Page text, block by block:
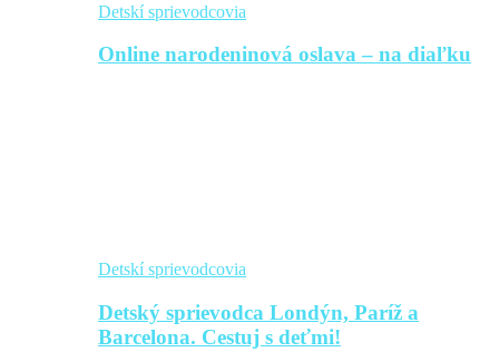
Detskí sprievodcovia
Online narodeninová oslava – na diaľku
Detskí sprievodcovia
Detský sprievodca Londýn, Paríž a
Barcelona. Cestuj s deťmi!